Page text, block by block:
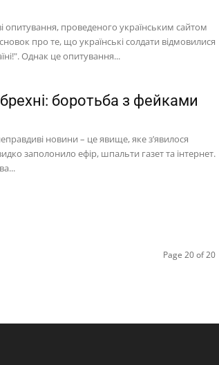
опитування, проведеного українським сайтом
про те, що українські солдати відмовилися
Однак це опитування...
боротьба з фейками
новини – це явище, яке з’явилося
заполонило ефір, шпальти газет та інтернет.
Page 20 of 20